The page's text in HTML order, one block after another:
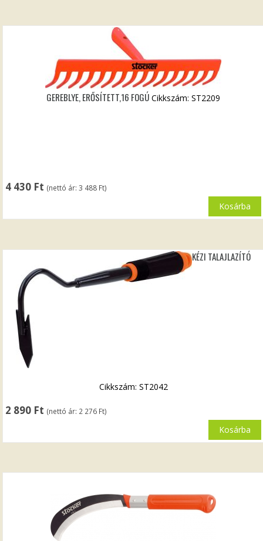
GEREBLYE, ERŐSÍTETT,16 FOGÚ
4 430 Ft (nettó ár:3 488 Ft)
Cikkszám: ST2209
Kosárba
KÉZI TALAJLAZÍTÓ
2 890 Ft (nettó ár: 2 276 Ft)
Cikkszám: ST2042
Kosárba